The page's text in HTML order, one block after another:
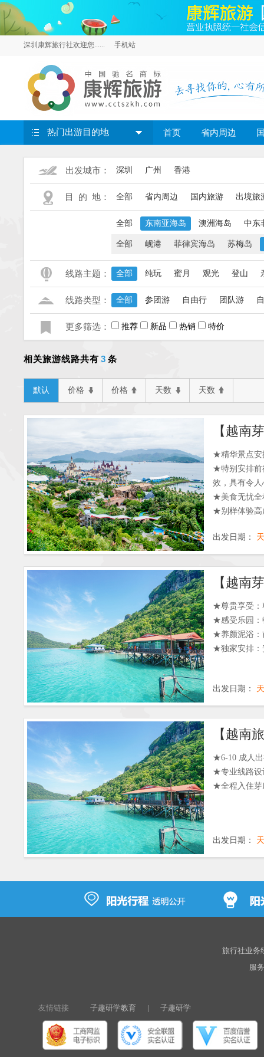
深圳康辉旅行社欢迎您...... 手机站
热门出游目的地 首页 省内周边
出发城市： 深圳 广州 香港
目 的 地： 全部 省内周边 国内旅游 出境旅
全部 东南亚海岛 澳洲海岛 中东
全部 岘港 菲律宾海岛 苏梅岛
线路主题： 全部 纯玩 蜜月 观光 登山
线路类型： 全部 参团游 自由行 团队游
更多筛选： 推荐 新品 热销 特价
相关旅游线路共有 3 条
默认 价格 价格 天数 天数
出发日期：
★精华景点安
★特别安排前
效，具有令
★美食无忧全
★别样体验高
出发日期：
★尊贵享受：
★感受乐园：
★养颜泥浴：
★独家安排：
出发日期：
★6-10 成人出
★专业线路设
★全程入住芽
旅行社业务
服
友情链接 子趣研学教育 | 子趣研学